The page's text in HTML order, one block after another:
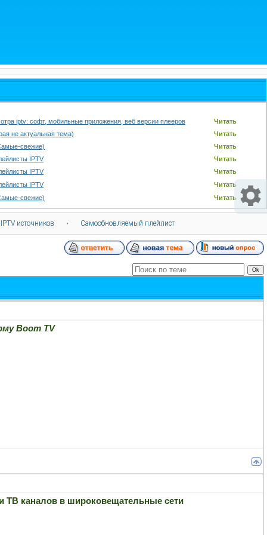
iptv: софт, мобильные приложения, веб версии плееров
Читать
не актуальная тема)
Читать
свежие)
Читать
IPTV
Читать
IPTV
Читать
IPTV
Читать
свежие)
Читать
источников · Самообновляемый плейлист
Boom TV
ТВ каналов в широковещательные сети